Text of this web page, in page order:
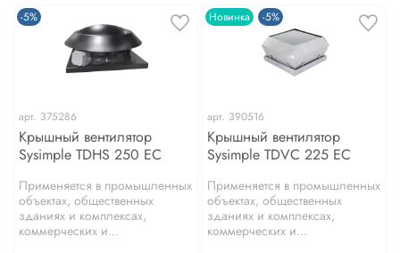
-5%
арт. 375286
Крышный вентилятор
Sysimple TDHS 250 EC
Применяется в промышленных
объектах, общественных
зданиях и комплексах,
коммерческих и...
Новинка -5%
арт. 390516
Крышный вентилятор
Sysimple TDVC 225 EC
Применяется в промышленных
объектах, общественных
зданиях и комплексах,
коммерческих и...